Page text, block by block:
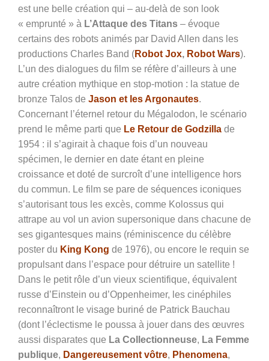
est une belle création qui – au-delà de son look
« emprunté » à L’Attaque des Titans – évoque
certains des robots animés par David Allen dans les
productions Charles Band (Robot Jox, Robot Wars).
L’un des dialogues du film se réfère d’ailleurs à une
autre création mythique en stop-motion : la statue de
bronze Talos de Jason et les Argonautes.
Concernant l’éternel retour du Mégalodon, le scénario
prend le même parti que Le Retour de Godzilla de
1954 : il s’agirait à chaque fois d’un nouveau
spécimen, le dernier en date étant en pleine
croissance et doté de surcroît d’une intelligence hors
du commun. Le film se pare de séquences iconiques
s’autorisant tous les excès, comme Kolossus qui
attrape au vol un avion supersonique dans chacune de
ses gigantesques mains (réminiscence du célèbre
poster du King Kong de 1976), ou encore le requin se
propulsant dans l’espace pour détruire un satellite !
Dans le petit rôle d’un vieux scientifique, équivalent
russe d’Einstein ou d’Oppenheimer, les cinéphiles
reconnaîtront le visage buriné de Patrick Bauchau
(dont l’éclectisme le poussa à jouer dans des œuvres
aussi disparates que La Collectionneuse, La Femme
publique, Dangereusement vôtre, Phenomena,